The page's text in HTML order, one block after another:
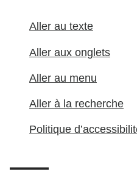
Aller au texte
Aller aux onglets
Aller au menu
Aller à la recherche
Politique